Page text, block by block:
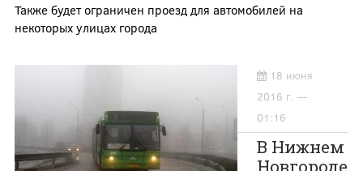
Также будет ограничен проезд для автомобилей на
некоторых улицах города
18 июня
2016 г. —
01:16
В Нижнем
Новгороде